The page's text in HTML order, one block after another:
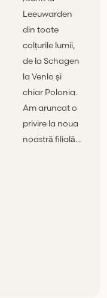
Leeuwarden
din toate
colțurile lumii,
de la Schagen
la Venlo și
chiar Polonia.
Am aruncat o
privire la noua
noastră filială...